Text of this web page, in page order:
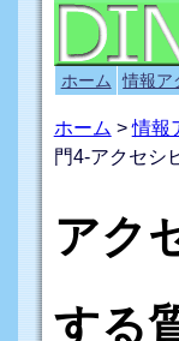
ホーム 情報ア
ホーム >情報
門4-アクセシ
アク
する